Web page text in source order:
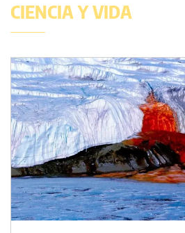
CIENCIA Y VIDA